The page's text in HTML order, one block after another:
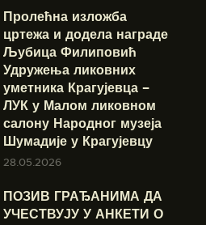
Пролећна изложба
цртежа и додела награде
Љубица Филиповић
Удружења ликовних
уметника Крагујевца –
ЛУК у Малом ликовном
салону Народног музеја
Шумадије у Крагујевцу
28.05.2026
ПОЗИВ ГРАЂАНИМА ДА
УЧЕСТВУЈУ У АНКЕТИ О